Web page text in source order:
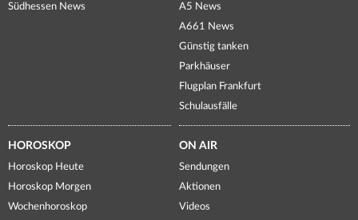
Südhessen News
A5 News
A661 News
Günstig tanken
Parkhäuser
Flugplan Frankfurt
Schulausfälle
HOROSKOP
Horoskop Heute
Horoskop Morgen
Wochenhoroskop
ON AIR
Sendungen
Aktionen
Videos